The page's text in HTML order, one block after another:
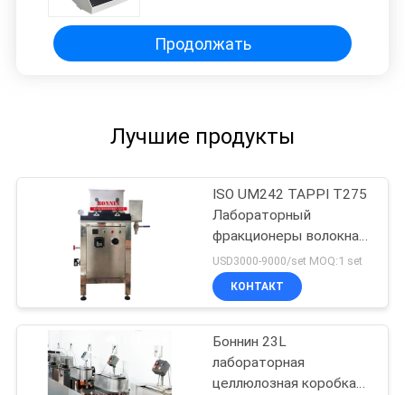
Категория продукции
Продолжать
Лучшие продукты
ISO UM242 TAPPI T275
Лабораторный
фракционеры волокна
типа Сомервиля
USD3000-9000/set MOQ:1 set
КОНТАКТ
Боннин 23L
лабораторная
целлюлозная коробка